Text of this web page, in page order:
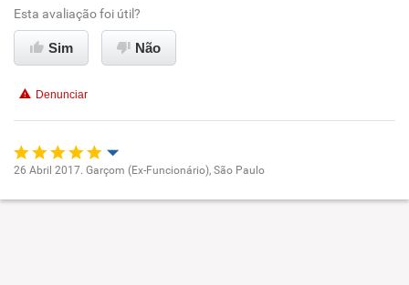
Benefícios
Recomenda esta empresa
Esta avaliação foi útil?
Sim Não
Denunciar
26 Abril 2017. Garçom (Ex-Funcionário), São Paulo